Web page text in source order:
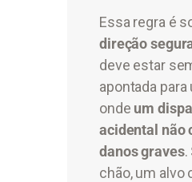
Essa regra é
direção
deve estar
apontada para
onde um
acidental não
danos graves.
chão, um alvo